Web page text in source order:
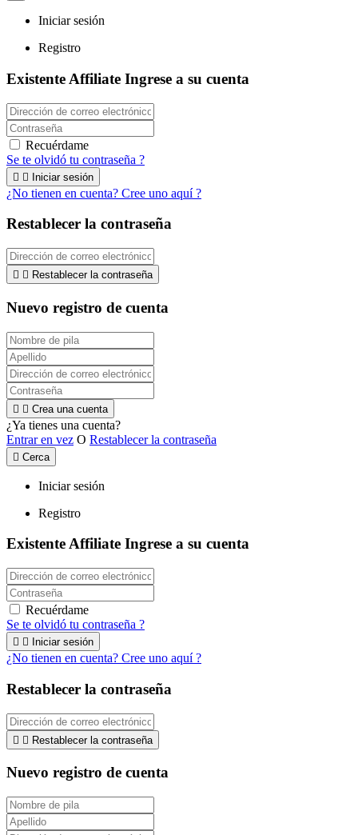
Iniciar sesión
Registro
Existente Affiliate Ingrese a su cuenta
Recuérdame
Se te olvidó tu contraseña ?
  Iniciar sesión
¿No tienen en cuenta? Cree uno aquí ?
Restablecer la contraseña
  Restablecer la contraseña
Nuevo registro de cuenta
  Crea una cuenta
¿Ya tienes una cuenta?
Entrar en vez O Restablecer la contraseña
 Cerca
Iniciar sesión
Registro
Existente Affiliate Ingrese a su cuenta
Recuérdame
Se te olvidó tu contraseña ?
  Iniciar sesión
¿No tienen en cuenta? Cree uno aquí ?
Restablecer la contraseña
  Restablecer la contraseña
Nuevo registro de cuenta